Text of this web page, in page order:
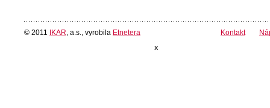
© 2011 IKAR , a.s., vyrobila Etnetera Kontakt
x